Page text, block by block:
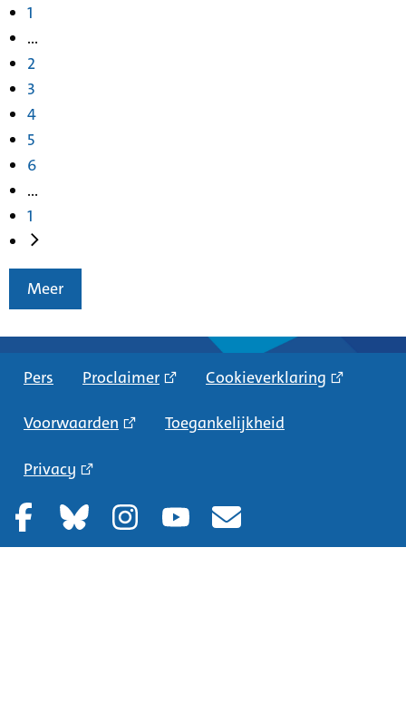
1
...
2
3
4
5
6
...
1
Meer
Pers Proclaimer Cookieverklaring
Voorwaarden Toegankelijkheid
Privacy